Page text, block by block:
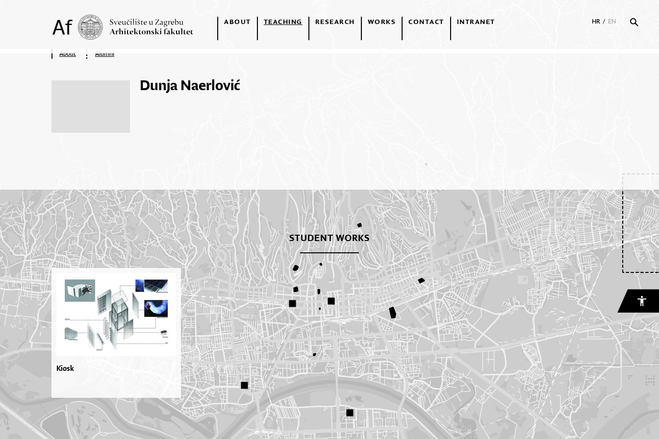
ABOUT TEACHING RESEARCH WORKS CONTACT INTRANET HR / EN
About Alumni
Dunja Naerlović
STUDENT WORKS
Kiosk